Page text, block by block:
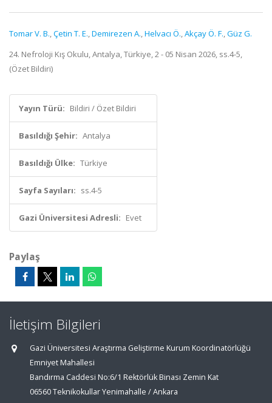
Tomar V. B.,Çetin T. E.,Demirezen A.,Helvacı Ö.,Akçay Ö. F.,Güz G.
24. Nefroloji Kış Okulu, Antalya, Türkiye, 2 - 05 Nisan 2026, ss.4-5,
(Özet Bildiri)
Yayın Türü: Bildiri / Özet Bildiri
Basıldığı Şehir: Antalya
Basıldığı Ülke: Türkiye
Sayfa Sayıları: ss.4-5
Gazi Üniversitesi Adresli: Evet
Paylaş
İletişim Bilgileri
Gazi Üniversitesi Araştırma Geliştirme Kurum Koordinatörlüğü
Emniyet Mahallesi
Bandırma Caddesi No:6/1 Rektörlük Binası Zemin Kat
06560 Teknikokullar Yenimahalle / Ankara